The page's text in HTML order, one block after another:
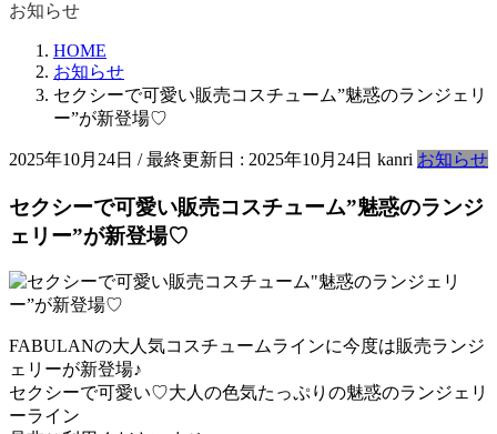
お知らせ
HOME
お知らせ
セクシーで可愛い販売コスチューム”魅惑のランジェリ
ー”が新登場♡
2025年10月24日 / 最終更新日 : 2025年10月24日 kanri お知らせ
セクシーで可愛い販売コスチューム”魅惑のランジ
ェリー”が新登場♡
FABULANの大人気コスチュームラインに今度は販売ランジ
ェリーが新登場♪
セクシーで可愛い♡大人の色気たっぷりの魅惑のランジェリ
ーライン